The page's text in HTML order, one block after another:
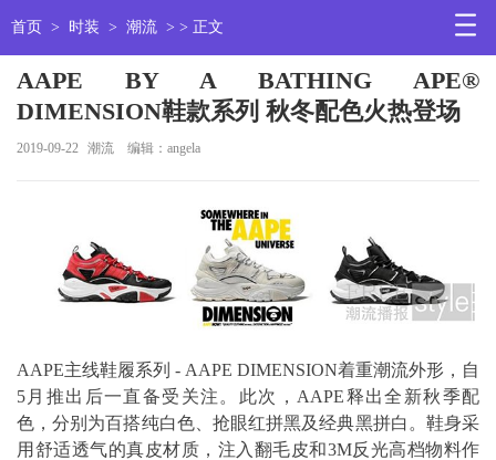
首页 > 时装 > 潮流 > > 正文
AAPE BY A BATHING APE®
DIMENSION鞋款系列 秋冬配色火热登场
2019-09-22 潮流 编辑：angela
AAPE主线鞋履系列 - AAPE DIMENSION着重潮流外形，自
5月推出后一直备受关注。此次，AAPE释出全新秋季配
色，分别为百搭纯白色、抢眼红拼黑及经典黑拼白。鞋身采
用舒适透气的真皮材质，注入翻毛皮和3M反光高档物料作